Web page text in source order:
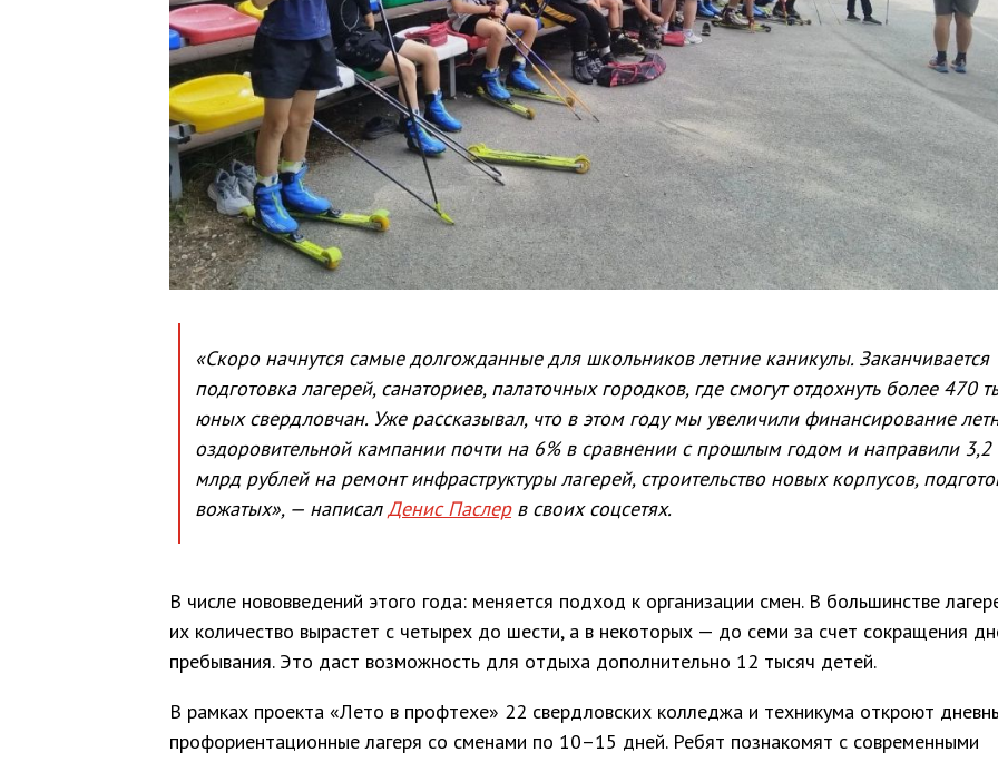
«Скоро начнутся самые долгожданные для школьников летние каникулы. Заканчивается
подготовка лагерей, санаториев, палаточных городков, где смогут отдохнуть более 470
юных свердловчан. Уже рассказывал, что в этом году мы увеличили финансирование
оздоровительной кампании почти на 6% в сравнении с прошлым годом и направили 3,2
млрд рублей на ремонт инфраструктуры лагерей, строительство новых корпусов,
вожатых», — написалДенис Паслерв своих соцсетях.
В числе нововведений этого года: меняется подход к организации смен. В большинстве
их количество вырастет с четырех до шести, а в некоторых — до семи за счет сокращения
пребывания. Это даст возможность для отдыха дополнительно 12 тысяч детей.
В рамках проекта «Лето в профтехе» 22 свердловских колледжа и техникума откроют
профориентационные лагеря со сменами по 10–15 дней. Ребят познакомят с современными